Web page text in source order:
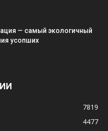
— самый экологичный
усопших
7819
4477